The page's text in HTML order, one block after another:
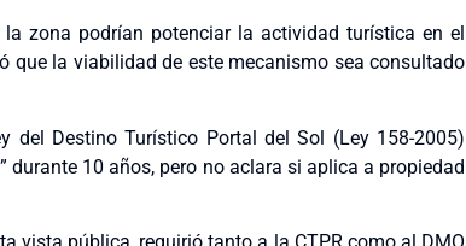
zona podrían potenciar la actividad turística en el
que la viabilidad de este mecanismo sea consultado
del Destino Turístico Portal del Sol (Ley 158-2005)
durante 10 años, pero no aclara si aplica a propiedad